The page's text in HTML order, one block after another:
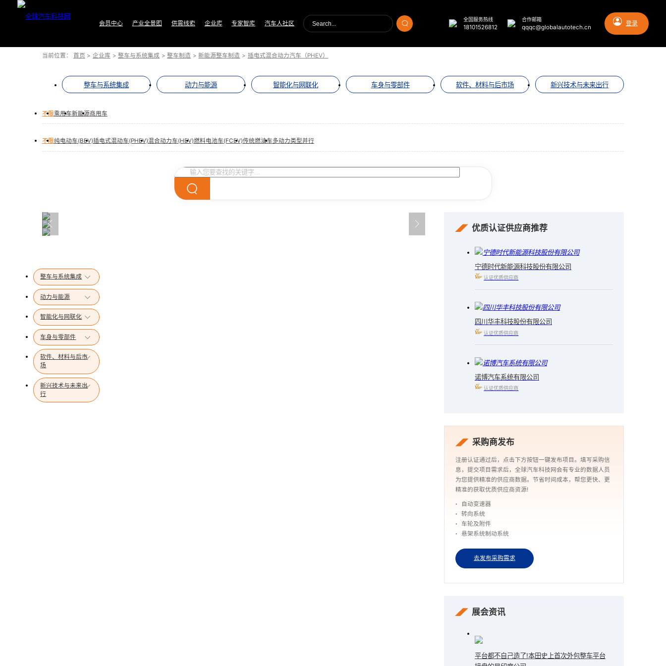
会员中心 产业全景图 供需线索 企业库 专家智库 汽车人社区
全国服务热线
18101526812
合作邮箱
qqqc@globalautotech.cn
登录
当前位置： 首页 > 企业库 > 整车与系统集成 > 整车制造 > 新能源整车制造 > 插电式混合动力汽车（PHEV）
整车与系统集成 动力与能源 智能化与网联化 车身与零部件 软件、材料与后市场 新兴技术与未来出行
整车与系统集成
动力与能源
智能化与网联化
车身与零部件
软件、材料与后市
场
新兴技术与未来出
行
不限乘用车新能源商用车
不限纯电动车(BEV)插电式混动车(PHEV)混合动力车(HEV)燃料电池车(FCEV)传统燃油车多动力类型并行
优质认证供应商推荐
宁德时代新能源科技股份有限公司
认证优质供应商
四川华丰科技股份有限公司
认证优质供应商
诺博汽车系统有限公司
认证优质供应商
采购商发布
注册认证通过后，点击下方按钮一键发布项目。填写采购信
息，提交项目需求后，全球汽车科技网会有专业的数据人员
为您提供精准的供应商数据。节省时间成本，帮您更快、更
精准的获取优质供应商资源!
自动变速器
转向系统
车轮及附件
悬架系统制动系统
去发布采购需求
展会资讯
平台都不自己造了!本田史上首次外包整车平台